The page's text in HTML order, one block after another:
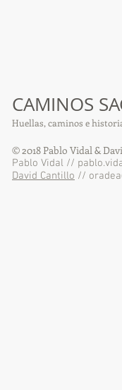
CAMINOS
Huellas, caminos e
© 2018 Pablo Vidal &
Pablo Vidal //
David Cantillo //